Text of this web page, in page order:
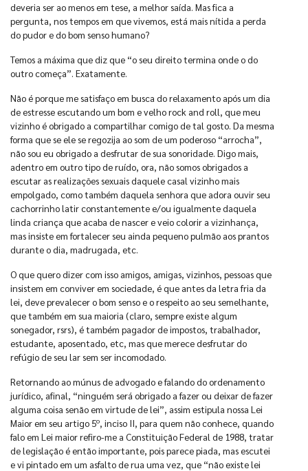
deveria ser ao menos em tese, a melhor saída. Mas fica a
pergunta, nos tempos em que vivemos, está mais nítida a perda
do pudor e do bom senso humano?
Temos a máxima que diz que “o seu direito termina onde o do
outro começa”. Exatamente.
Não é porque me satisfaço em busca do relaxamento após um dia
de estresse escutando um bom e velho rock and roll, que meu
vizinho é obrigado a compartilhar comigo de tal gosto. Da mesma
forma que se ele se regozija ao som de um poderoso “arrocha”,
não sou eu obrigado a desfrutar de sua sonoridade. Digo mais,
adentro em outro tipo de ruído, ora, não somos obrigados a
escutar as realizações sexuais daquele casal vizinho mais
empolgado, como também daquela senhora que adora ouvir seu
cachorrinho latir constantemente e/ou igualmente daquela
linda criança que acaba de nascer e veio colorir a vizinhança,
mas insiste em fortalecer seu ainda pequeno pulmão aos prantos
durante o dia, madrugada, etc.
O que quero dizer com isso amigos, amigas, vizinhos, pessoas que
insistem em conviver em sociedade, é que antes da letra fria da
lei, deve prevalecer o bom senso e o respeito ao seu semelhante,
que também em sua maioria (claro, sempre existe algum
sonegador, rsrs), é também pagador de impostos, trabalhador,
estudante, aposentado, etc, mas que merece desfrutar do
refúgio de seu lar sem ser incomodado.
Retornando ao múnus de advogado e falando do ordenamento
jurídico, afinal, “ninguém será obrigado a fazer ou deixar de fazer
alguma coisa senão em virtude de lei”, assim estipula nossa Lei
Maior em seu artigo 5º, inciso II, para quem não conhece, quando
falo em Lei maior refiro-me a Constituição Federal de 1988, tratar
de legislação é então importante, pois parece piada, mas escutei
e vi pintado em um asfalto de rua uma vez, que “não existe lei